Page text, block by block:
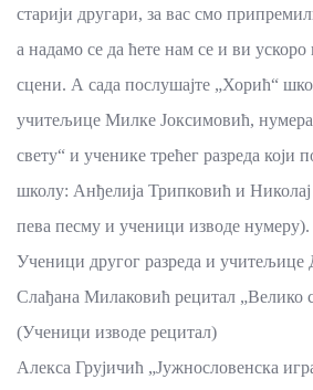
старији другари, за вас смо
а надамо се да ћете нам се и ви
сцени. А сада послушајте „Хорић“
учитељице Милке Јоксимовић,
свету“ и ученике трећег разреда који
школу: Анђелија Трипковић и
пева песму и ученици изводе нумеру).
Ученици другог разреда и учитељице
Слађана Милаковић рецитал „Велико
(Ученици изводе рецитал)
Алекса Грујичић „Јужнословенска